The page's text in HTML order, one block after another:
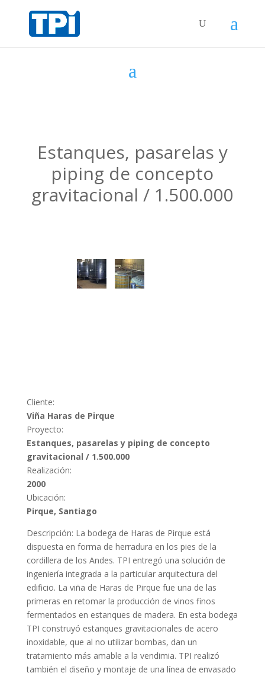
Estanques, pasarelas y
piping de concepto
gravitacional / 1.500.000
Cliente:
Viña Haras de Pirque
Proyecto:
Estanques, pasarelas y piping de concepto
gravitacional / 1.500.000
Realización:
2000
Ubicación:
Pirque, Santiago
Descripción: La bodega de Haras de Pirque está
dispuesta en forma de herradura en los pies de la
cordillera de los Andes. TPI entregó una solución de
ingeniería integrada a la particular arquitectura del
edificio. La viña de Haras de Pirque fue una de las
primeras en retomar la producción de vinos finos
fermentados en estanques de madera. En esta bodega
TPI construyó estanques gravitacionales de acero
inoxidable, que al no utilizar bombas, dan un
tratamiento más amable a la vendimia. TPI realizó
también el diseño y montaje de una línea de envasado